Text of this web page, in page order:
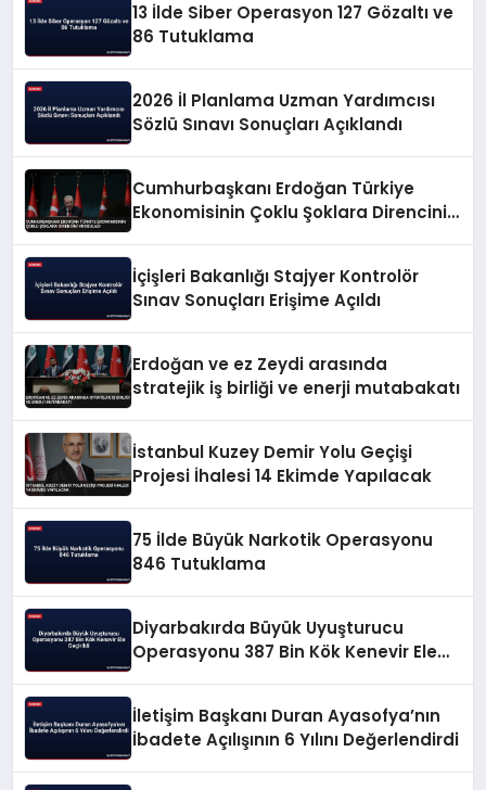
13 İlde Siber Operasyon 127 Gözaltı ve
86 Tutuklama
2026 İl Planlama Uzman Yardımcısı
Sözlü Sınavı Sonuçları Açıklandı
Cumhurbaşkanı Erdoğan Türkiye
Ekonomisinin Çoklu Şoklara Direncini
İçişleri Bakanlığı Stajyer Kontrolör
Sınav Sonuçları Erişime Açıldı
Erdoğan ve ez Zeydi arasında
stratejik iş birliği ve enerji mutabakatı
İstanbul Kuzey Demir Yolu Geçişi
Projesi İhalesi 14 Ekimde Yapılacak
75 İlde Büyük Narkotik Operasyonu
846 Tutuklama
Diyarbakırda Büyük Uyuşturucu
Operasyonu 387 Bin Kök Kenevir Ele
İletişim Başkanı Duran Ayasofya’nın
İbadete Açılışının 6 Yılını Değerlendirdi